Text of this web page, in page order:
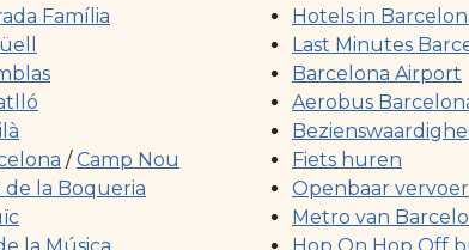
Família
/Camp Nou
de la Boqueria
Hotels in
Last Minutes
Barcelona Airport
Aerobus
Fiets huren
Openbaar vervoer
Metro van